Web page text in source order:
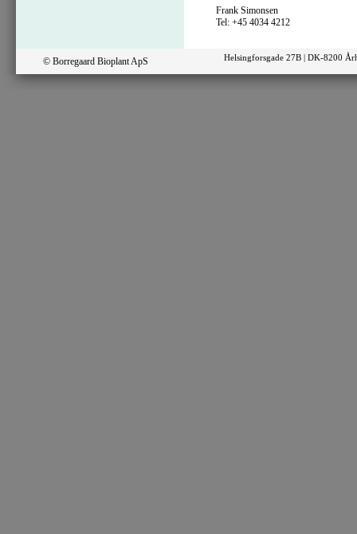
Frank Simonsen
Tel: +45 4034 4212
© Borregaard Bioplant ApS Helsingforsgade 27B | DK-8200